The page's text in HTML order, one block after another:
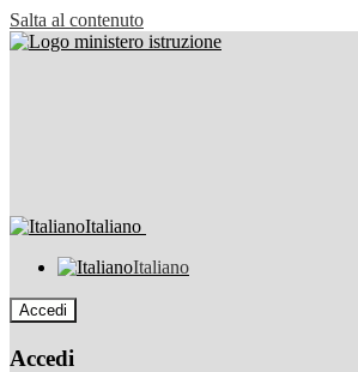
Salta al contenuto
Italiano
Italiano
Accedi
Accedi